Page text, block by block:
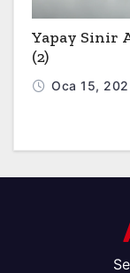
Yapay Sinir
(2)
Oca 15,